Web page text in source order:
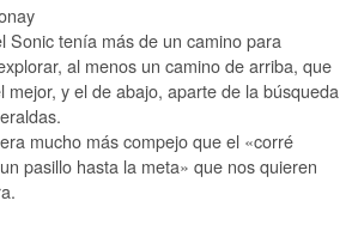
Sonic tenía más de un camino para
al menos un camino de arriba, que
mejor, y el de abajo, aparte de la búsqueda
mucho más compejo que el «corré
pasillo hasta la meta» que nos quieren